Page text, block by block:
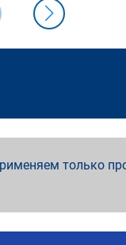
только